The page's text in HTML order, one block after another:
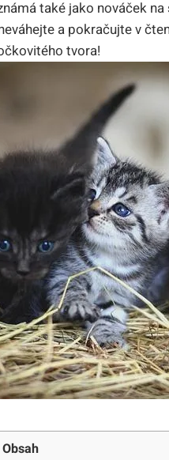
také jako nováček
a pokračujte v
tvora!
Obsah